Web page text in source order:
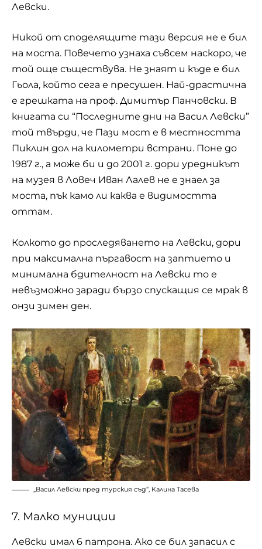
Левски.
Никой от споделящите тази версия не е бил
на моста. Повечето узнаха съвсем наскоро, че
той още съществува. Не знаят и къде е бил
Гьола, който сега е пресушен. Най-драстична
е грешката на проф. Димитър Панчовски. В
книгата си “Последните дни на Васил Левски”
той твърди, че Пази мост е в местността
Пиклин дол на километри встрани. Поне до
1987 г., а може би и до 2001 г. дори уредникът
на музея в Ловеч Иван Лалев не е знаел за
моста, пък камо ли каква е видимостта
оттам.
Колкото до проследяването на Левски, дори
при максимална пъргавост на заптието и
минимална бдителност на Левски то е
невъзможно заради бързо спускащия се мрак в
онзи зимен ден.
„Васил Левски пред турския съд“, Калина Тасева
7. Малко муниции
Левски имал 6 патрона. Ако се бил запасил с